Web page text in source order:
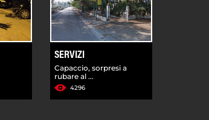
SERVIZI
Capaccio, sorpresi a
rubare al ...
4296